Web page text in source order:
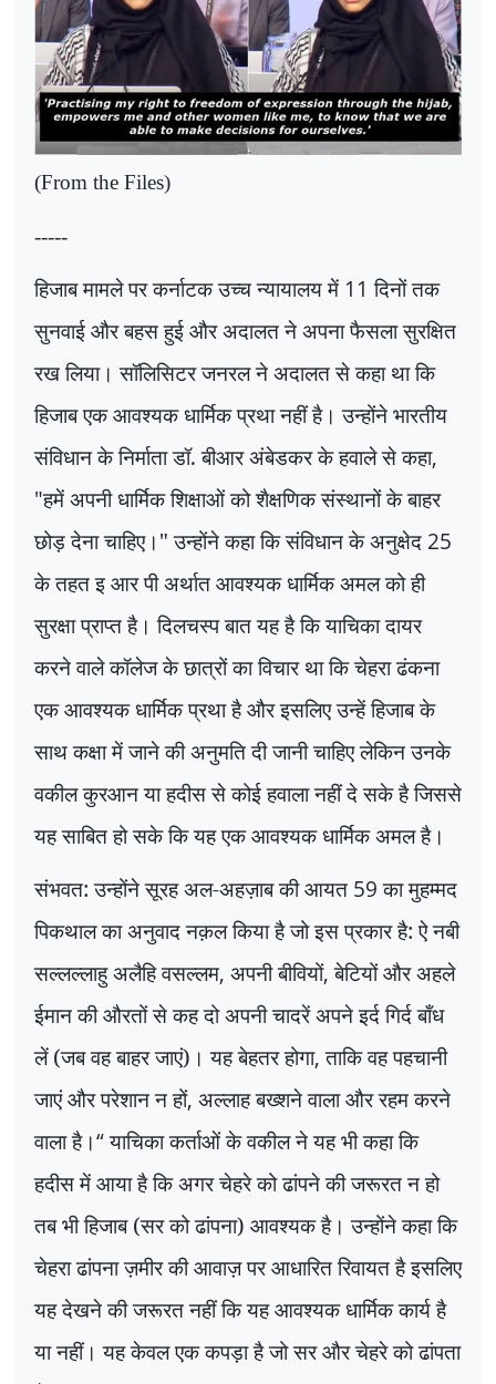
(From the Files)
-----
हिजाब मामले पर कर्नाटक उच्च न्यायालय में 11 दिनों तक
सुनवाई और बहस हुई और अदालत ने अपना फैसला सुरक्षित
रख लिया। सॉलिसिटर जनरल ने अदालत से कहा था कि
हिजाब एक आवश्यक धार्मिक प्रथा नहीं है। उन्होंने भारतीय
संविधान के निर्माता डॉ. बीआर अंबेडकर के हवाले से कहा,
"हमें अपनी धार्मिक शिक्षाओं को शैक्षणिक संस्थानों के बाहर
छोड़ देना चाहिए।" उन्होंने कहा कि संविधान के अनुक्षेद 25
के तहत इ आर पी अर्थात आवश्यक धार्मिक अमल को ही
सुरक्षा प्राप्त है। दिलचस्प बात यह है कि याचिका दायर
करने वाले कॉलेज के छात्रों का विचार था कि चेहरा ढंकना
एक आवश्यक धार्मिक प्रथा है और इसलिए उन्हें हिजाब के
साथ कक्षा में जाने की अनुमति दी जानी चाहिए लेकिन उनके
वकील कुरआन या हदीस से कोई हवाला नहीं दे सके है जिससे
यह साबित हो सके कि यह एक आवश्यक धार्मिक अमल है।
संभवत: उन्होंने सूरह अल-अहज़ाब की आयत 59का मुहम्मद
पिकथाल का अनुवाद नक़ल किया है जो इस प्रकार है: ऐ नबी
सल्लल्लाहु अलैहि वसल्लम, अपनी बीवियों,बेटियों और अहले
ईमान की औरतों से कह दो अपनी चादरें अपने इर्द गिर्द बाँध
लें (जब वह बाहर जाएं)। यह बेहतर होगा,ताकि वह पहचानी
जाएं और परेशान न हों, अल्लाह बख्शने वाला और रहम करने
वाला है।“याचिका कर्ताओं के वकील ने यह भी कहा कि
हदीस में आया है कि अगर चेहरे को ढांपने की जरूरत न हो
तब भी हिजाब (सर को ढांपना) आवश्यक है। उन्होंने कहा कि
चेहरा ढांपना ज़मीर की आवाज़ पर आधारित रिवायत है इसलिए
यह देखने की जरूरत नहीं कि यह आवश्यक धार्मिक कार्य है
या नहीं। यह केवल एक कपड़ा है जो सर और चेहरे को ढांपता